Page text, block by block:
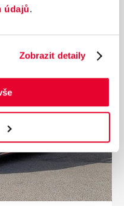
údajů.
Zobrazit detaily